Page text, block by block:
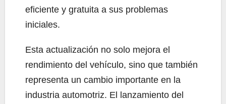
eficiente y gratuita a sus problemas
iniciales.
Esta actualización no solo mejora el
rendimiento del vehículo, sino que también
representa un cambio importante en la
industria automotriz. El lanzamiento del